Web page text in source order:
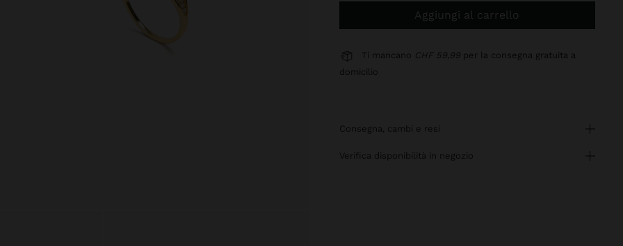
Aggiungi al carrello
Ti mancano CHF 59,99 per la consegna gratuita a
domicilio
consegna, cambi e resi
verifica disponibilità in negozio